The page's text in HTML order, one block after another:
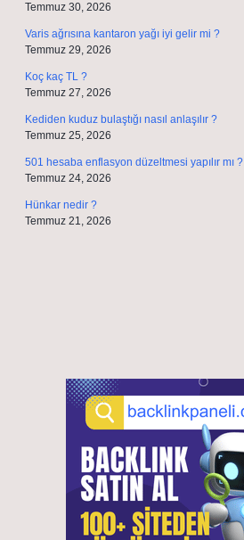
Temmuz 30, 2026
Varis ağrısına kantaron yağı iyi gelir mi ?
Temmuz 29, 2026
Koç kaç TL ?
Temmuz 27, 2026
Kediden kuduz bulaştığı nasıl anlaşılır ?
Temmuz 25, 2026
501 hesaba enflasyon düzeltmesi yapılır mı ?
Temmuz 24, 2026
Hünkar nedir ?
Temmuz 21, 2026